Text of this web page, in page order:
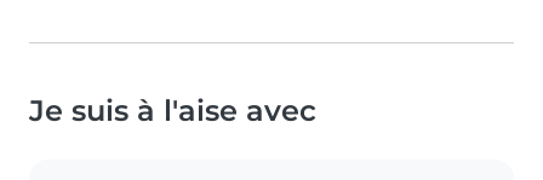
Je suis à l'aise avec